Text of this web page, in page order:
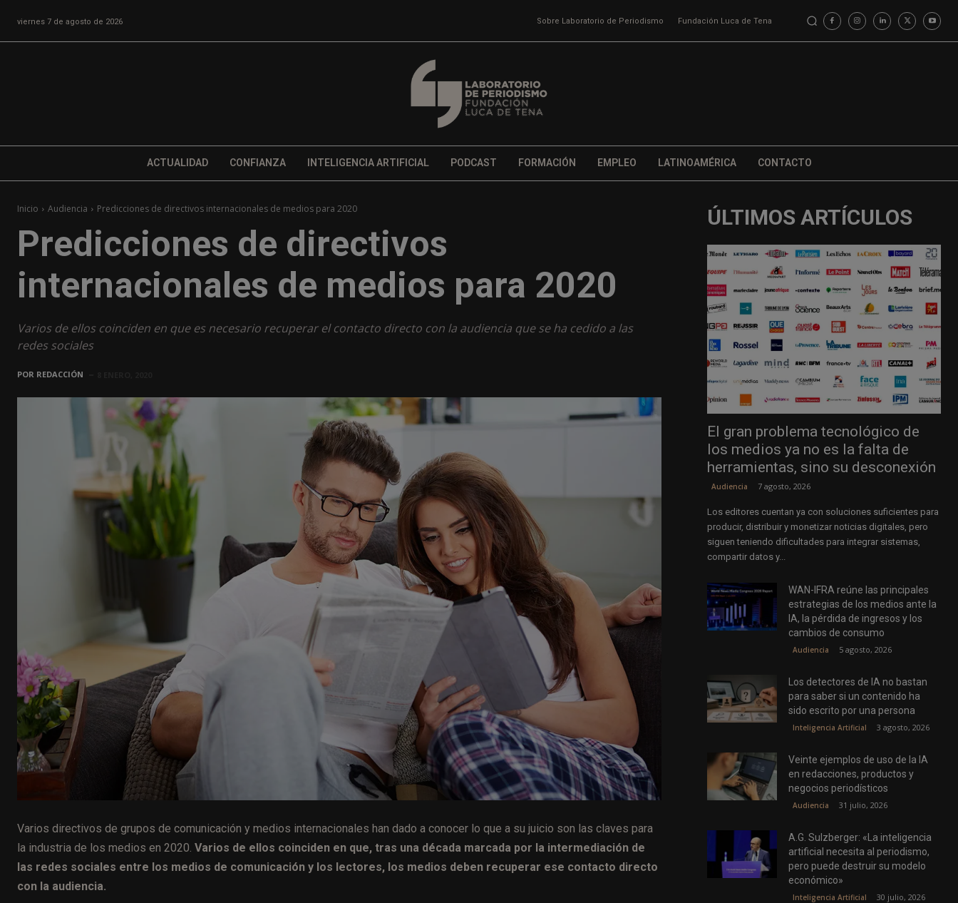
viernes 7 de agosto de 2026 Sobre Laboratorio de Periodismo Fundación Luca de Tena
ACTUALIDAD CONFIANZA INTELIGENCIA ARTIFICIAL PODCAST FORMACIÓN EMPLEO LATINOAMÉRICA CONTACTO
Inicio Audiencia Predicciones de directivos internacionales de medios para 2020
Predicciones de directivos
internacionales de medios para 2020
Varios de ellos coinciden en que es necesario recuperar el contacto directo con la audiencia que se ha cedido a las
redes sociales
POR REDACCIÓN
Varios directivos de grupos de comunicación y medios internacionales han dado a conocer lo que a su juicio son las claves para
la industria de los medios en 2020. Varios de ellos coinciden en que, tras una década marcada por la intermediación de
las redes sociales entre los medios de comunicación y los lectores, los medios deben recuperar ese contacto directo
con la audiencia.
ÚLTIMOS ARTÍCULOS
El gran problema tecnológico de
los medios ya no es la falta de
herramientas, sino su desconexión
Audiencia 7 agosto, 2026
Los editores cuentan ya con soluciones suficientes para
producir, distribuir y monetizar noticias digitales, pero
siguen teniendo dificultades para integrar sistemas,
compartir datos y...
WAN-IFRA reúne las principales
estrategias de los medios ante la
IA, la pérdida de ingresos y los
cambios de consumo
Audiencia 5 agosto, 2026
Los detectores de IA no bastan
para saber si un contenido ha
sido escrito por una persona
Inteligencia Artificial 3 agosto, 2026
Veinte ejemplos de uso de la IA
en redacciones, productos y
negocios periodísticos
Audiencia 31 julio, 2026
A.G. Sulzberger: «La inteligencia
artificial necesita al periodismo,
pero puede destruir su modelo
económico»
Inteligencia Artificial 30 julio, 2026